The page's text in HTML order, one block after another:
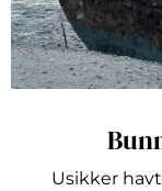
Usikker